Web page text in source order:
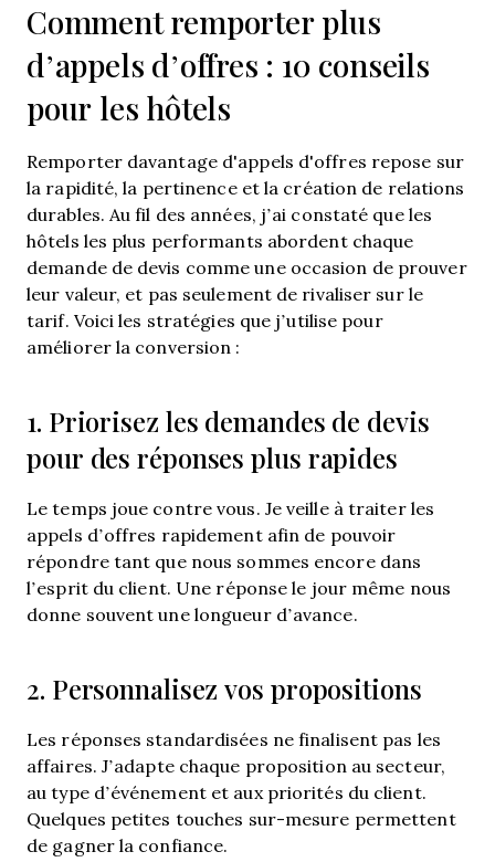
Comment remporter plus
d’appels d’offres : 10 conseils
pour les hôtels
Remporter davantage d'appels d'offres repose sur
la rapidité, la pertinence et la création de relations
durables. Au fil des années, j’ai constaté que les
hôtels les plus performants abordent chaque
demande de devis comme une occasion de prouver
leur valeur, et pas seulement de rivaliser sur le
tarif. Voici les stratégies que j’utilise pour
améliorer la conversion :
1. Priorisez les demandes de devis
pour des réponses plus rapides
Le temps joue contre vous. Je veille à traiter les
appels d’offres rapidement afin de pouvoir
répondre tant que nous sommes encore dans
l’esprit du client. Une réponse le jour même nous
donne souvent une longueur d’avance.
2. Personnalisez vos propositions
Les réponses standardisées ne finalisent pas les
affaires. J’adapte chaque proposition au secteur,
au type d’événement et aux priorités du client.
Quelques petites touches sur-mesure permettent
de gagner la confiance.